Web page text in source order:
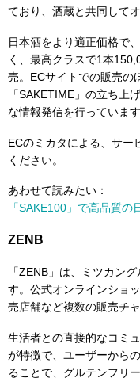
ており、酒蔵と共同して
日本酒をより適正価格で
く、最高クラスで1本
売。ECサイトでの販売の
「SAKETIME」の立ち上
な情報発信を行っています
ECのミカタによる、サー
ください。
あわせて読みたい：
「SAKE100」で高品質
ZENB
「ZENB」は、ミツカン
す。公式オンラインショ
売店舗など複数の販売チ
生活者との直接的なコミ
が特徴で、ユーザーから
ることで、グルテンフリ